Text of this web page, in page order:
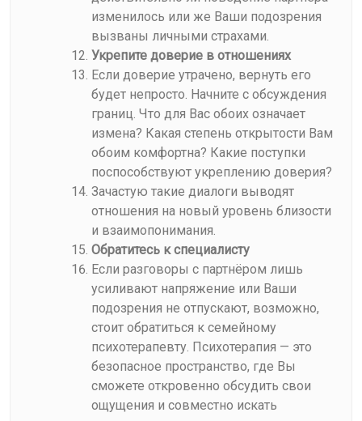
изменилось или же Ваши подозрения
вызваны личными страхами.
Укрепите доверие в отношениях
Если доверие утрачено, вернуть его
будет непросто. Начните с обсуждения
границ. Что для Вас обоих означает
измена? Какая степень открытости Вам
обоим комфортна? Какие поступки
поспособствуют укреплению доверия?
Зачастую такие диалоги выводят
отношения на новый уровень близости
и взаимопонимания.
Обратитесь к специалисту
Если разговоры с партнёром лишь
усиливают напряжение или Ваши
подозрения не отпускают, возможно,
стоит обратиться к семейному
психотерапевту. Психотерапия — это
безопасное пространство, где Вы
сможете откровенно обсудить свои
ощущения и совместно искать